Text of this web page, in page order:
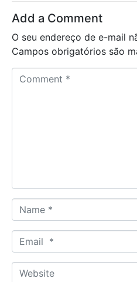
Add a Comment
O seu endereço de e-mail
Campos obrigatórios são
a
m
*
m
aW